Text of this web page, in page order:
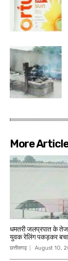
More
धमतरी जलप्रपात के
युवक रेलिंग पकड़कर
छत्तीसगढ़ August 10,